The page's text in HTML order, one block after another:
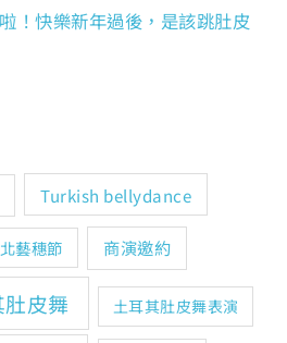
！快樂新年過後，是該跳肚皮
Turkish bellydance
藝穗節 商演邀約
皮舞 土耳其肚皮舞表演